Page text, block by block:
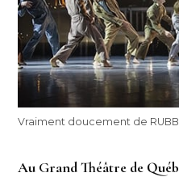
Vraiment doucement de
Au Grand Théâtre de